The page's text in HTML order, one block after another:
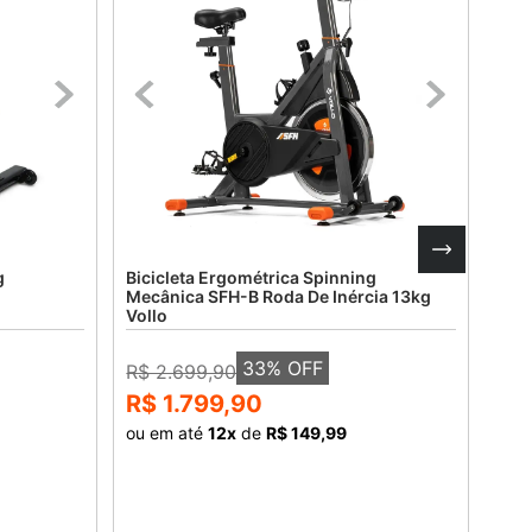
Bicicleta Ergométrica Spinning
Mecânica SFH-B Roda De Inércia 13kg
Vollo
R$ 2.699,90 33% OFF
R$ 1.799,90
ou em até12x deR$ 149,99